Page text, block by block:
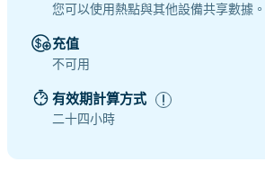
您可以使用熱點與其他設備共享數據。
充值
不可用
有效期計算方式
二十四小時